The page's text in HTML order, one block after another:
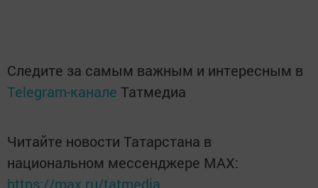
Следите за самым важным и интересным в
Telegram-канале Татмедиа
Читайте новости Татарстана в
национальном мессенджере MАХ:
https://max.ru/tatmedia